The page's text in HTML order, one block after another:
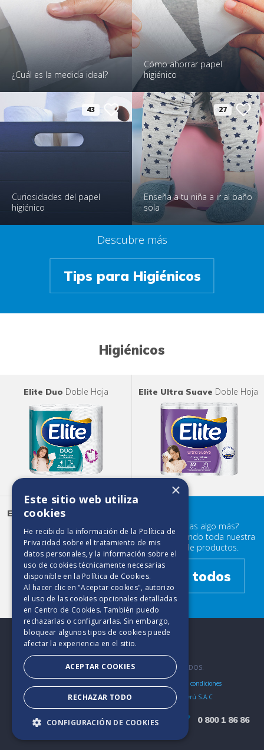
¿Cuál es la medida ideal?
Cómo ahorrar papel
higiénico
43
Curiosidades del papel
higiénico
27
Enseña a tu niña a ir al baño
sola
Descubre más
Tips para Higiénicos
Higiénicos
Elite Duo Doble Hoja Elite Ultra Suave Doble Hoja
Elite Cuidado Clásico
¿Buscabas algo más?
Prueba mirando toda nuestra
familia de productos.
Ver todos
2025. TODOS LOS DERECHOS RESERVADOS.
Bases y condiciones
Elite Perú es una marca de Productos Tissue del Perú S.A.C
0 800 1 86 86
▼
×
Este sitio web utiliza
cookies
He recibido la información de la Política de
Privacidad sobre el tratamiento de mis
datos personales, y la información sobre el
uso de cookies técnicamente necesarias
disponible en la Política de Cookies.
Al hacer clic en "Aceptar cookies", autorizo
el uso de las cookies opcionales detalladas
en Centro de Cookies. También puedo
rechazarlas o configurarlas. Sin embargo,
bloquear algunos tipos de cookies puede
afectar la experiencia en el sitio.
ACEPTAR COOKIES
RECHAZAR TODO
CONFIGURACIÓN DE COOKIES